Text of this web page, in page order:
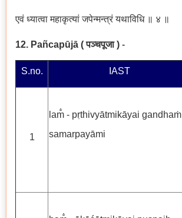
एवं ध्यात्वा महाकृत्यां जपेन्मन्त्रं यथाविधि ॥ ४ ॥
12. Pañcapūjā (पञ्चपूजा) -
S.no. IAST
1
lam̐ - pṛthivyātmikāyai gandhaṁ
samarpayāmi